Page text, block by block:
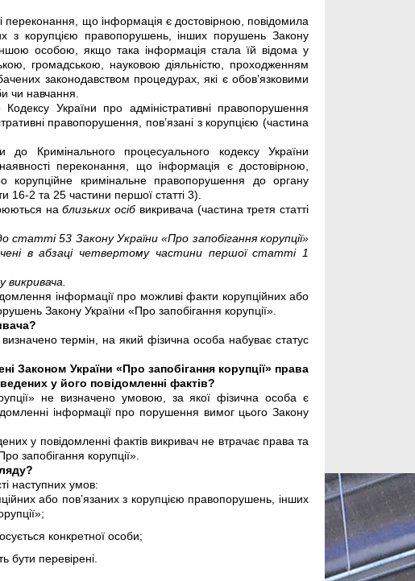
переконання, що інформація є достовірною, повідомила
з корупцією правопорушень, інших порушень Закону
особою, якщо така інформація стала їй відома у
громадською, науковою діяльністю, проходженням
законодавством процедурах, які є обов’язковими
чи навчання.
України про адміністративні правопорушення
правопорушення, пов’язані з корупцією (частина
Кримінального процесуального кодексу України
переконання, що інформація є достовірною,
кримінальне правопорушення до органу
16-2 та 25 частини першої статті 3).
наблизьких осібвикривача (частина третя статті
53 Закону України «Про запобігання корупції»
в абзаці четвертому частини першої статті 1
інформації про можливі факти корупційних або
Закону України «Про запобігання корупції».
термін, на який фізична особа набуває статус
Законом України «Про запобігання корупції» права
у його повідомленні фактів?
не визначено умовою, за якої фізична особа є
інформації про порушення вимог цього Закону
у повідомленні фактів викривач не втрачає права та
запобігання корупції».
наступних умов:
або пов’язаних з корупцією правопорушень, інших
конкретної особи;
бути перевірені.